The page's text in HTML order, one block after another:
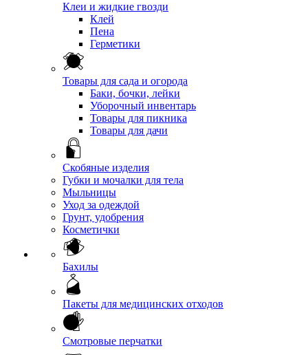
Клеи и жидкие гвозди
Клей
Пена
Герметики
Товары для сада и огорода
Баки, бочки, лейки
Уборочный инвентарь
Товары для пикника
Товары для дачи
Скобяные изделия
Губки и мочалки для тела
Мыльницы
Уход за одеждой
Грунт, удобрения
Косметички
Бахилы
Пакеты для медицинских отходов
Смотровые перчатки